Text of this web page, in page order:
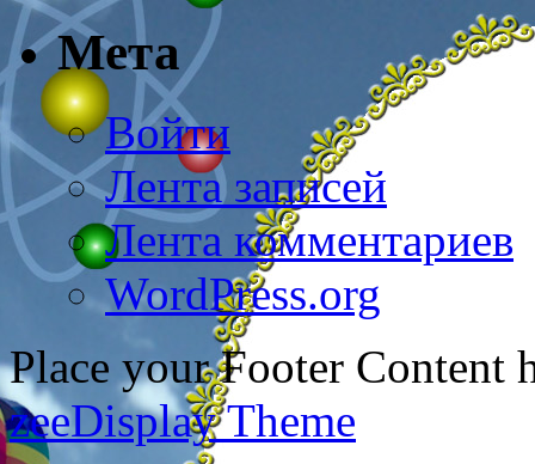
Мета
Войти
Лента записей
Лента комментариев
WordPress.org
Place your Footer Content
zeeDisplay Theme